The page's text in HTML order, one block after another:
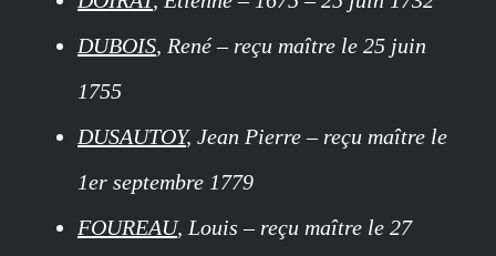
DUBOIS, René – reçu maître le 25 juin
1755
DUSAUTOY, Jean Pierre – reçu maître le
1er septembre 1779
FOUREAU, Louis – reçu maître le 27